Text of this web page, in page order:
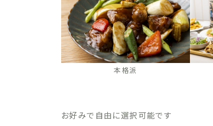
本格派
お好みで自由に選択可能です